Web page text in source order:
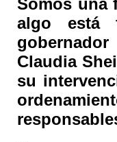
Somos una
algo está
Claudia
su